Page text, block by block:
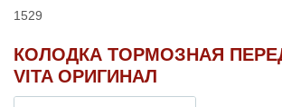
1529
КОЛОДКА ТОРМОЗНАЯ
VITA ОРИГИНАЛ